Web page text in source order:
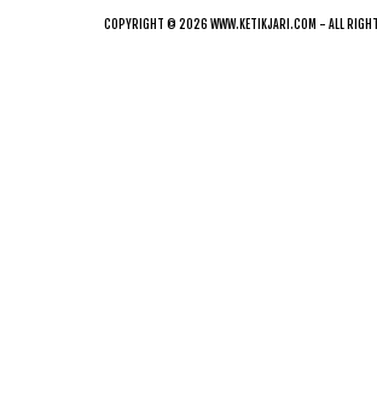
COPYRIGHT © 2026 WWW.KETIKJARI.COM - ALL